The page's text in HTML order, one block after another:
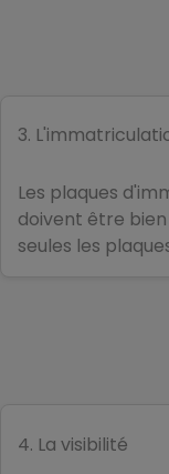
3.
Les plaques
doivent être
seules les
4. La visibilité